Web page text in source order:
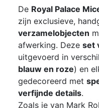
De Royal Palace
zijn exclusieve,
verzamelobjecten
afwerking. Deze set
uitgevoerd in
blauw en roze) en
gedecoreerd met
verfijnde details.
Zoals je van Mark